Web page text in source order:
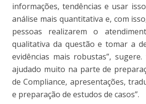
informações, tendências e usar
análise mais quantitativa e, com
pessoas realizarem o
qualitativa da questão e tomar a
evidências mais robustas”, sugere.
ajudado muito na parte de
de Compliance, apresentações,
e preparação de estudos de casos”.